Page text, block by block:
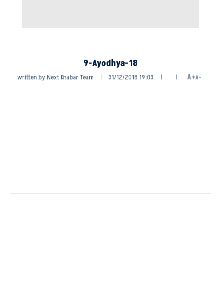
9-Ayodhya-18
written byNext Khabar Team 31/12/2018 19:03 A+A-